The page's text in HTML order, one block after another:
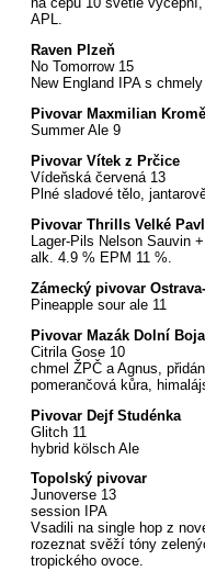
APL.
Raven Plzeň
No Tomorrow 15
New England IPA s
Pivovar Maxmilian
Summer Ale 9
Pivovar Vítek z Prčice
Vídeňská červená 13
Plné sladové tělo,
Pivovar Thrills Velké
Lager-Pils Nelson Sauvin
alk. 4.9 % EPM 11 %.
Zámecký pivovar
Pineapple sour ale 11
Pivovar Mazák Dolní
Citrila Gose 10
chmel ŽPČ a Agnus,
pomerančová kůra,
Pivovar Dejf Studénka
Glitch 11
hybrid kölsch Ale
Topolský pivovar
Junoverse 13
session IPA
Vsadili na single hop z
rozeznat svěží tóny
tropického ovoce.